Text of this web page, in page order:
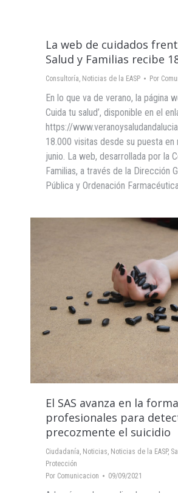
La web de cuidados
Salud y Familias recibe
Consultoría, Noticias de la EASP Por
En lo que va de verano, la página
Cuida tu salud’, disponible en el
https://
18.000 visitas desde su puesta en
junio. La web, desarrollada por la
Familias, a través de la Dirección
Pública y Ordenación
El SAS avanza en la
profesionales para
precozmente el suicidio
Ciudadanía Noticias Noticias de la EASP,
Protección
Por Comunicacion 09/09/2021